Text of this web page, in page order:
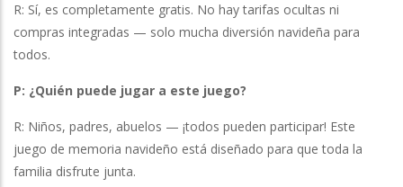
R: Sí, es completamente gratis. No hay tarifas ocultas ni
compras integradas — solo mucha diversión navideña para
todos.
P: ¿Quién puede jugar a este juego?
R: Niños, padres, abuelos — ¡todos pueden participar! Este
juego de memoria navideño está diseñado para que toda la
familia disfrute junta.